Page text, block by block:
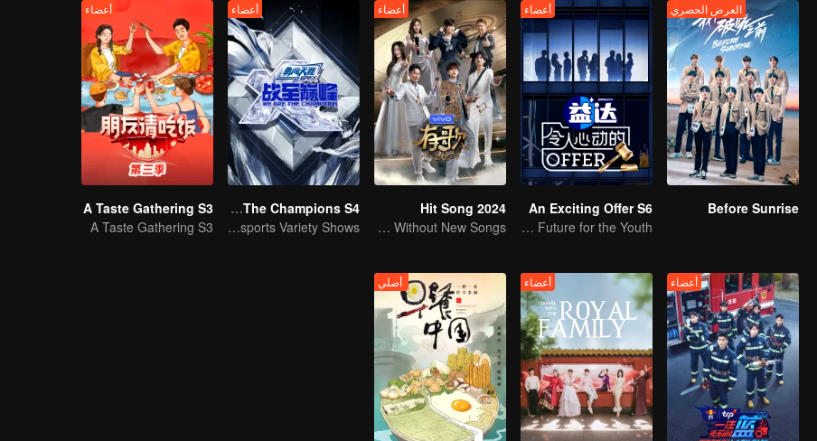
العرض الحصري
Before Sunrise
أعضاء
An Exciting Offer S6
Bright Future for the Youth
أعضاء
Hit Song 2024
No New Life Without New Songs
أعضاء
We Are The Champions S4
The Pinnacle of E-sports Variety Shows
أعضاء
A Taste Gathering S3
A Taste Gathering S3
أعضاء أعضاء أصلي